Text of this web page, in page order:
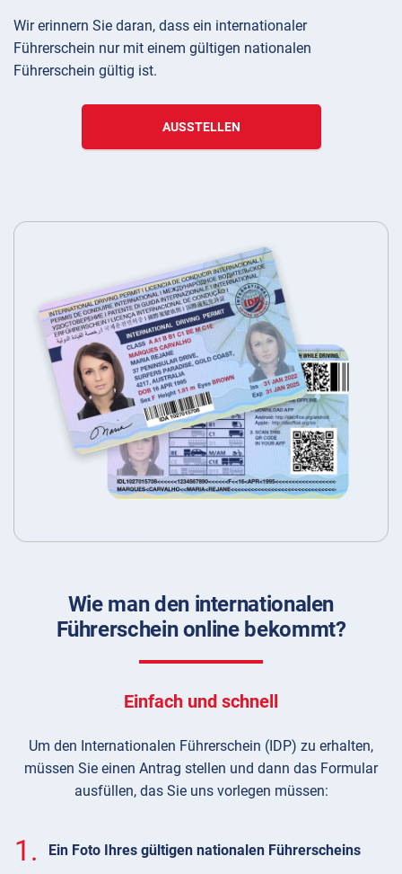
Wir erinnern Sie daran, dass ein internationaler
Führerschein nur mit einem gültigen nationalen
Führerschein gültig ist.
AUSSTELLEN
Wie man den internationalen
Führerschein online bekommt?
Einfach und schnell
Um den Internationalen Führerschein (IDP) zu erhalten,
müssen Sie einen Antrag stellen und dann das Formular
ausfüllen, das Sie uns vorlegen müssen:
1. Ein Foto Ihres gültigen nationalen Führerscheins